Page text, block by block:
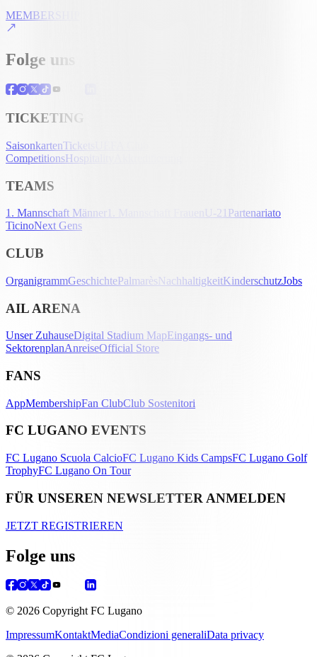
MEMBERSHIP
Folge uns
TICKETING
SaisonkartenTickets
CompetitionsHospitality
TEAMS
1. Mannschaft Männer 1. Mannschaft Frauen U-21 Partenariato
TicinoNext Gens
CLUB
OrganigrammGeschichtePalmarèsNachhaltigkeitKinderschutzJobs
AIL ARENA
Unser ZuhauseDigital Stadium MapEingangs- und
SektorenplanAnreiseOfficial Store
FANS
AppMembershipFan ClubClub Sostenitori
FC LUGANO EVENTS
FC Lugano Scuola CalcioFC Lugano Kids CampsFC Lugano Golf
TrophyFC Lugano On Tour
FÜR UNSEREN NEWSLETTER ANMELDEN
JETZT REGISTRIEREN
Folge uns
© 2026 Copyright FC Lugano
ImpressumKontaktMediaCondizioni generaliData privacy